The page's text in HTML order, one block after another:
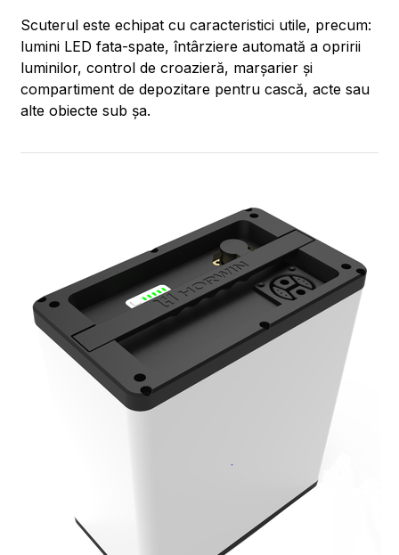
Scuterul este echipat cu caracteristici utile, precum:
lumini LED fata-spate, întârziere automată a opririi
luminilor, control de croazieră, marșarier și
compartiment de depozitare pentru cască, acte sau
alte obiecte sub șa.